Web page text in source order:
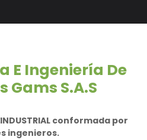
E Ingeniería De
Gams S.A.S
conformada por
ingenieros.